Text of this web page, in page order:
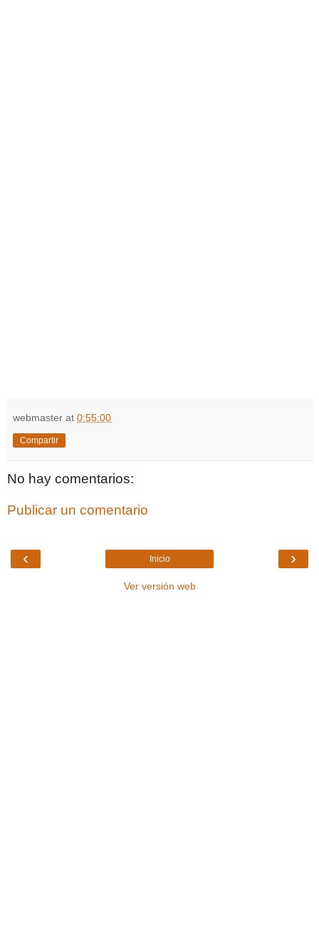
webmaster at 0:55:00
Compartir
No hay comentarios:
Publicar un comentario
‹ ›
Inicio
Ver versión web